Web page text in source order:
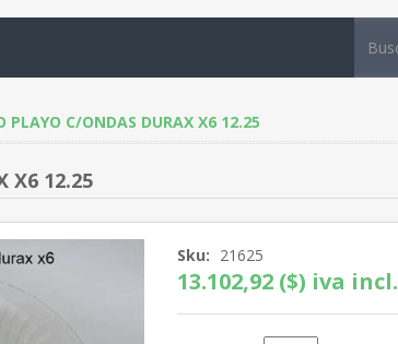
PLAYO C/ONDAS DURAX X6 12.25
X6 12.25
Sku: 21625
13.102,92 ($) iva incl.